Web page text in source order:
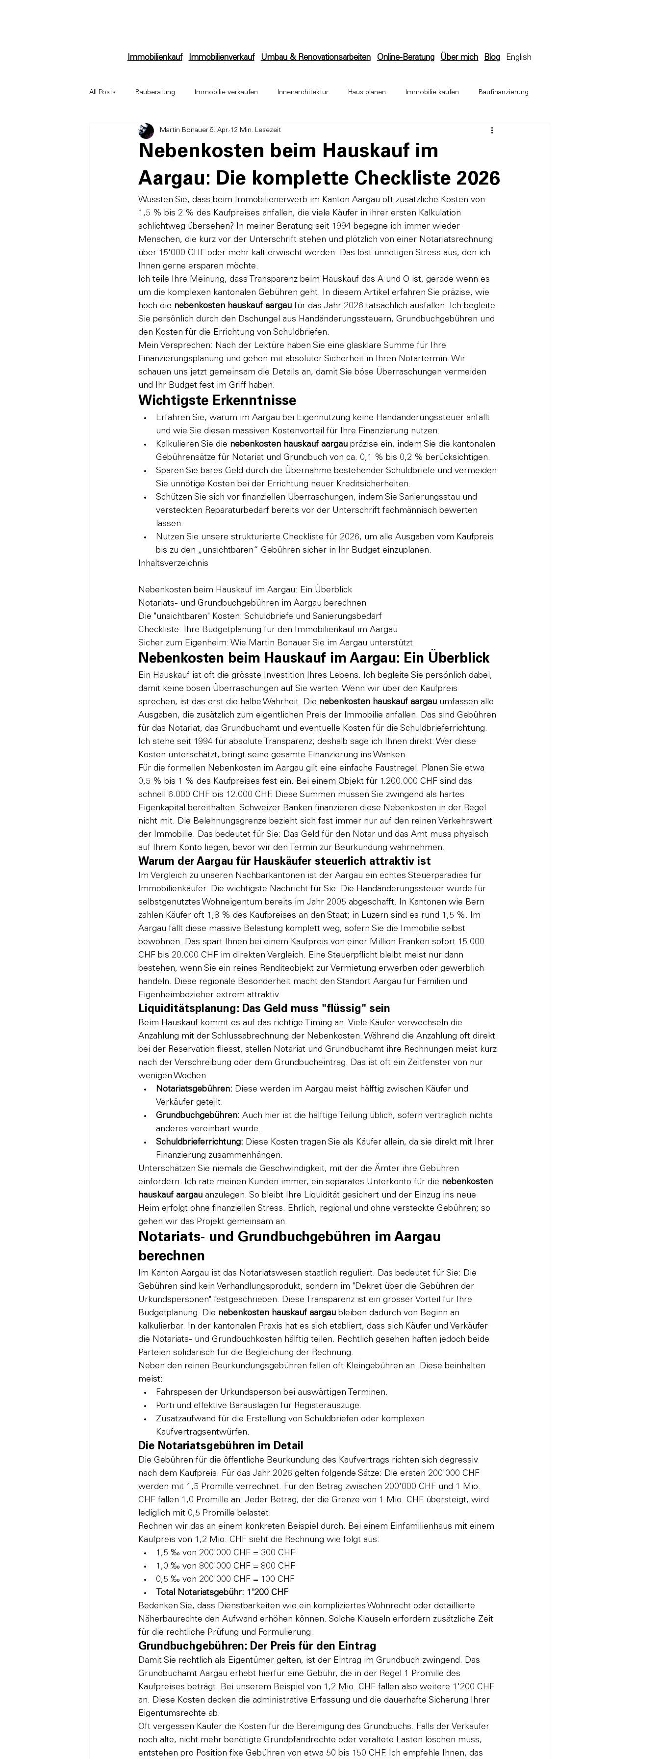
Immobilienkauf Immobilienverkauf Umbau & Renovationsarbeiten Online-Beratung Über mich Blog English
All Posts Bauberatung Immobilie verkaufen Innenarchitektur Haus planen Immobilie kaufen Baufinanzierung
Immobilienbewertung Architektur Anbau
Nebenkosten beim Hauskauf im
Aargau: Die komplette Checkliste 2026
Martin Bonauer 6. Apr. 12 Min. Lesezeit
Wussten Sie, dass beim Immobilienerwerb im Kanton Aargau oft zusätzliche Kosten von
1,5 % bis 2 % des Kaufpreises anfallen, die viele Käufer in ihrer ersten Kalkulation
schlichtweg übersehen? In meiner Beratung seit 1994 begegne ich immer wieder
Menschen, die kurz vor der Unterschrift stehen und plötzlich von einer Notariatsrechnung
über 15'000 CHF oder mehr kalt erwischt werden. Das löst unnötigen Stress aus, den ich
Ihnen gerne ersparen möchte.
Ich teile Ihre Meinung, dass Transparenz beim Hauskauf das A und O ist, gerade wenn es
um die komplexen kantonalen Gebühren geht. In diesem Artikel erfahren Sie präzise, wie
hoch die nebenkosten hauskauf aargau für das Jahr 2026 tatsächlich ausfallen. Ich begleite
Sie persönlich durch den Dschungel aus Handänderungssteuern, Grundbuchgebühren und
den Kosten für die Errichtung von Schuldbriefen.
Mein Versprechen: Nach der Lektüre haben Sie eine glasklare Summe für Ihre
Finanzierungsplanung und gehen mit absoluter Sicherheit in Ihren Notartermin. Wir
schauen uns jetzt gemeinsam die Details an, damit Sie böse Überraschungen vermeiden
und Ihr Budget fest im Griff haben.
Wichtigste Erkenntnisse
Erfahren Sie, warum im Aargau bei Eigennutzung keine Handänderungssteuer anfällt
und wie Sie diesen massiven Kostenvorteil für Ihre Finanzierung nutzen.
Kalkulieren Sie die nebenkosten hauskauf aargau präzise ein, indem Sie die kantonalen
Gebührensätze für Notariat und Grundbuch von ca. 0,1 % bis 0,2 % berücksichtigen.
Sparen Sie bares Geld durch die Übernahme bestehender Schuldbriefe und vermeiden
Sie unnötige Kosten bei der Errichtung neuer Kreditsicherheiten.
Schützen Sie sich vor finanziellen Überraschungen, indem Sie Sanierungsstau und
versteckten Reparaturbedarf bereits vor der Unterschrift fachmännisch bewerten
lassen.
Nutzen Sie unsere strukturierte Checkliste für 2026, um alle Ausgaben vom Kaufpreis
bis zu den „unsichtbaren“ Gebühren sicher in Ihr Budget einzuplanen.
Inhaltsverzeichnis
Nebenkosten beim Hauskauf im Aargau: Ein Überblick
Notariats- und Grundbuchgebühren im Aargau berechnen
Die "unsichtbaren" Kosten: Schuldbriefe und Sanierungsbedarf
Checkliste: Ihre Budgetplanung für den Immobilienkauf im Aargau
Sicher zum Eigenheim: Wie Martin Bonauer Sie im Aargau unterstützt
Nebenkosten beim Hauskauf im Aargau: Ein Überblick
Ein Hauskauf ist oft die grösste Investition Ihres Lebens. Ich begleite Sie persönlich dabei,
damit keine bösen Überraschungen auf Sie warten. Wenn wir über den Kaufpreis
sprechen, ist das erst die halbe Wahrheit. Die nebenkosten hauskauf aargau umfassen alle
Ausgaben, die zusätzlich zum eigentlichen Preis der Immobilie anfallen. Das sind Gebühren
für das Notariat, das Grundbuchamt und eventuelle Kosten für die Schuldbrieferrichtung.
Ich stehe seit 1994 für absolute Transparenz; deshalb sage ich Ihnen direkt: Wer diese
Kosten unterschätzt, bringt seine gesamte Finanzierung ins Wanken.
Für die formellen Nebenkosten im Aargau gilt eine einfache Faustregel. Planen Sie etwa
0,5 % bis 1 % des Kaufpreises fest ein. Bei einem Objekt für 1.200.000 CHF sind das
schnell 6.000 CHF bis 12.000 CHF. Diese Summen müssen Sie zwingend als hartes
Eigenkapital bereithalten. Schweizer Banken finanzieren diese Nebenkosten in der Regel
nicht mit. Die Belehnungsgrenze bezieht sich fast immer nur auf den reinen Verkehrswert
der Immobilie. Das bedeutet für Sie: Das Geld für den Notar und das Amt muss physisch
auf Ihrem Konto liegen, bevor wir den Termin zur Beurkundung wahrnehmen.
Warum der Aargau für Hauskäufer steuerlich attraktiv ist
Im Vergleich zu unseren Nachbarkantonen ist der Aargau ein echtes Steuerparadies für
Immobilienkäufer. Die wichtigste Nachricht für Sie: Die Handänderungssteuer wurde für
selbstgenutztes Wohneigentum bereits im Jahr 2005 abgeschafft. In Kantonen wie Bern
zahlen Käufer oft 1,8 % des Kaufpreises an den Staat; in Luzern sind es rund 1,5 %. Im
Aargau fällt diese massive Belastung komplett weg, sofern Sie die Immobilie selbst
bewohnen. Das spart Ihnen bei einem Kaufpreis von einer Million Franken sofort 15.000
CHF bis 20.000 CHF im direkten Vergleich. Eine Steuerpflicht bleibt meist nur dann
bestehen, wenn Sie ein reines Renditeobjekt zur Vermietung erwerben oder gewerblich
handeln. Diese regionale Besonderheit macht den Standort Aargau für Familien und
Eigenheimbezieher extrem attraktiv.
Liquiditätsplanung: Das Geld muss "flüssig" sein
Beim Hauskauf kommt es auf das richtige Timing an. Viele Käufer verwechseln die
Anzahlung mit der Schlussabrechnung der Nebenkosten. Während die Anzahlung oft direkt
bei der Reservation fliesst, stellen Notariat und Grundbuchamt ihre Rechnungen meist kurz
nach der Verschreibung oder dem Grundbucheintrag. Das ist oft ein Zeitfenster von nur
wenigen Wochen.
Notariatsgebühren: Diese werden im Aargau meist hälftig zwischen Käufer und
Verkäufer geteilt.
Grundbuchgebühren: Auch hier ist die hälftige Teilung üblich, sofern vertraglich nichts
anderes vereinbart wurde.
Schuldbrieferrichtung: Diese Kosten tragen Sie als Käufer allein, da sie direkt mit Ihrer
Finanzierung zusammenhängen.
Unterschätzen Sie niemals die Geschwindigkeit, mit der die Ämter ihre Gebühren
einfordern. Ich rate meinen Kunden immer, ein separates Unterkonto für die nebenkosten
hauskauf aargau anzulegen. So bleibt Ihre Liquidität gesichert und der Einzug ins neue
Heim erfolgt ohne finanziellen Stress. Ehrlich, regional und ohne versteckte Gebühren; so
gehen wir das Projekt gemeinsam an.
Notariats- und Grundbuchgebühren im Aargau
berechnen
Im Kanton Aargau ist das Notariatswesen staatlich reguliert. Das bedeutet für Sie: Die
Gebühren sind kein Verhandlungsprodukt, sondern im "Dekret über die Gebühren der
Urkundspersonen" festgeschrieben. Diese Transparenz ist ein grosser Vorteil für Ihre
Budgetplanung. Die nebenkosten hauskauf aargau bleiben dadurch von Beginn an
kalkulierbar. In der kantonalen Praxis hat es sich etabliert, dass sich Käufer und Verkäufer
die Notariats- und Grundbuchkosten hälftig teilen. Rechtlich gesehen haften jedoch beide
Parteien solidarisch für die Begleichung der Rechnung.
Neben den reinen Beurkundungsgebühren fallen oft Kleingebühren an. Diese beinhalten
meist:
Fahrspesen der Urkundsperson bei auswärtigen Terminen.
Porti und effektive Barauslagen für Registerauszüge.
Zusatzaufwand für die Erstellung von Schuldbriefen oder komplexen
Kaufvertragsentwürfen.
Die Notariatsgebühren im Detail
Die Gebühren für die öffentliche Beurkundung des Kaufvertrags richten sich degressiv
nach dem Kaufpreis. Für das Jahr 2026 gelten folgende Sätze: Die ersten 200'000 CHF
werden mit 1,5 Promille verrechnet. Für den Betrag zwischen 200'000 CHF und 1 Mio.
CHF fallen 1,0 Promille an. Jeder Betrag, der die Grenze von 1 Mio. CHF übersteigt, wird
lediglich mit 0,5 Promille belastet.
Rechnen wir das an einem konkreten Beispiel durch. Bei einem Einfamilienhaus mit einem
Kaufpreis von 1,2 Mio. CHF sieht die Rechnung wie folgt aus:
1,5 ‰ von 200'000 CHF = 300 CHF
1,0 ‰ von 800'000 CHF = 800 CHF
0,5 ‰ von 200'000 CHF = 100 CHF
Total Notariatsgebühr: 1'200 CHF
Bedenken Sie, dass Dienstbarkeiten wie ein kompliziertes Wohnrecht oder detaillierte
Näherbaurechte den Aufwand erhöhen können. Solche Klauseln erfordern zusätzliche Zeit
für die rechtliche Prüfung und Formulierung.
Grundbuchgebühren: Der Preis für den Eintrag
Damit Sie rechtlich als Eigentümer gelten, ist der Eintrag im Grundbuch zwingend. Das
Grundbuchamt Aargau erhebt hierfür eine Gebühr, die in der Regel 1 Promille des
Kaufpreises beträgt. Bei unserem Beispiel von 1,2 Mio. CHF fallen also weitere 1'200 CHF
an. Diese Kosten decken die administrative Erfassung und die dauerhafte Sicherung Ihrer
Eigentumsrechte ab.
Oft vergessen Käufer die Kosten für die Bereinigung des Grundbuchs. Falls der Verkäufer
noch alte, nicht mehr benötigte Grundpfandrechte oder veraltete Lasten löschen muss,
entstehen pro Position fixe Gebühren von etwa 50 bis 150 CHF. Ich empfehle Ihnen, das